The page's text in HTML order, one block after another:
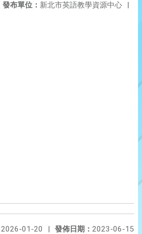
發布單位： 新北市英語教學資源中心 |
發佈日期： 2023-06-15
2026-01-20
|